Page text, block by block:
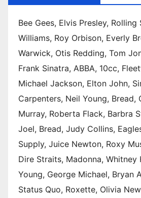
Bee Gees, Elvis Presley,
Williams, Roy Orbison, Everly
Warwick, Otis Redding, Tom
Frank Sinatra, ABBA, 10cc,
Michael Jackson, Elton John,
Carpenters, Neil Young, Bread,
Murray, Roberta Flack, Barbra
Joel, Bread, Judy Collins,
Supply, Juice Newton, Roxy
Dire Straits, Madonna, Whitney
Young, George Michael, Bryan
Status Quo, Roxette, Olivia